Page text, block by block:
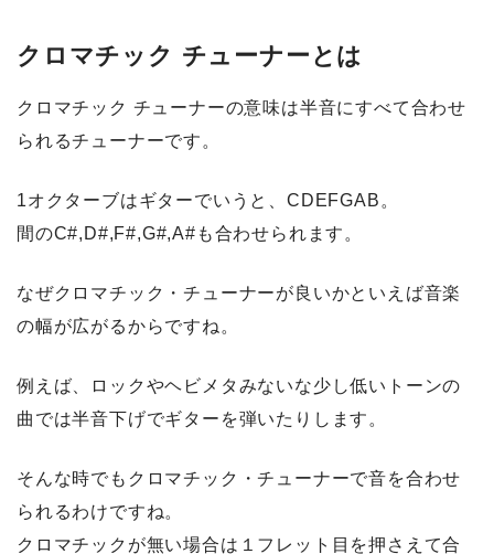
クロマチック チューナーとは
クロマチック チューナーの意味は半音にすべて合わせ
られるチューナーです。
1オクターブはギターでいうと、CDEFGAB。
間のC#,D#,F#,G#,A#も合わせられます。
なぜクロマチック・チューナーが良いかといえば音楽
の幅が広がるからですね。
例えば、ロックやヘビメタみないな少し低いトーンの
曲では半音下げでギターを弾いたりします。
そんな時でもクロマチック・チューナーで音を合わせ
られるわけですね。
クロマチックが無い場合は１フレット目を押さえて合